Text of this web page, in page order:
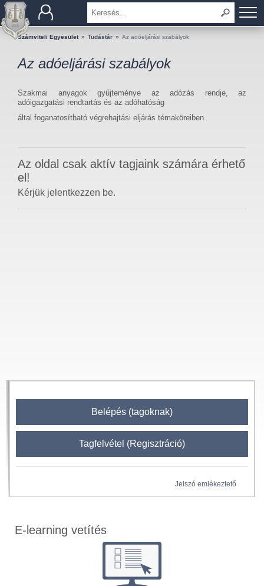
BEMUTATKOZÁS
TAGOK
OKTATÁS
KÉRDÉSEK ÉS VÁLASZOK
TUDÁSTÁR
KIADVÁNYOK
Számviteli Egyesület » Tudástár » Az adóeljárási szabályok
Az adóeljárási szabályok
Szakmai anyagok gyűjteménye az adózás rendje, az
adóigazgatási rendtartás és az adóhatóság
által foganatosítható végrehajtási eljárás témaköreiben.
Az oldal csak aktív tagjaink számára érhető
el!
Kérjük jelentkezzen be.
Belépés (tagoknak)
Tagfelvétel (Regisztráció)
Jelszó emlékeztető
E-learning vetítés